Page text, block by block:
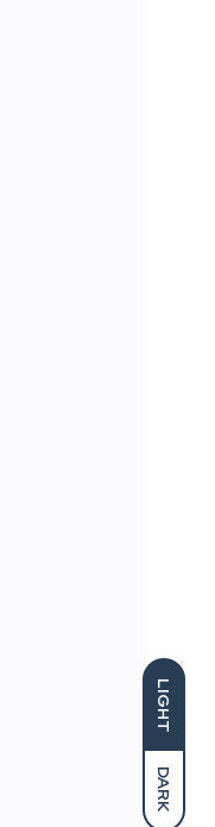
LIGHT
DARK